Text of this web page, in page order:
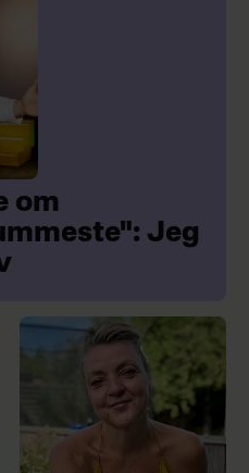
om
Jeg